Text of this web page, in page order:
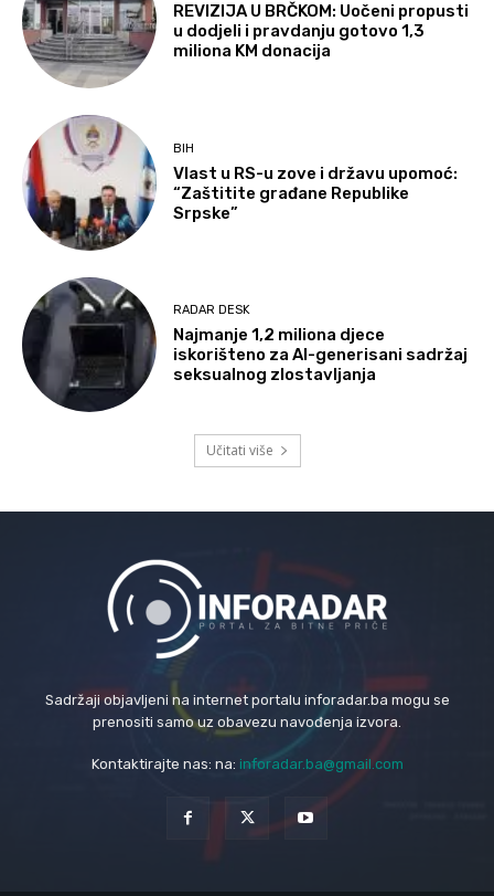
REVIZIJA U BRČKOM: Uočeni propusti
u dodjeli i pravdanju gotovo 1,3
miliona KM donacija
BIH
Vlast u RS-u zove i državu upomoć:
“Zaštitite građane Republike
Srpske”
RADAR DESK
Najmanje 1,2 miliona djece
iskorišteno za AI-generisani sadržaj
seksualnog zlostavljanja
Učitati više
Sadržaji objavljeni na internet portalu inforadar.ba mogu se
prenositi samo uz obavezu navođenja izvora.
Kontaktirajte nas: na: inforadar.ba@gmail.com